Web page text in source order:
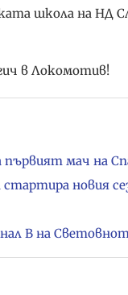
школа на НД
в Локомотив!
първият мач на
новия
B на